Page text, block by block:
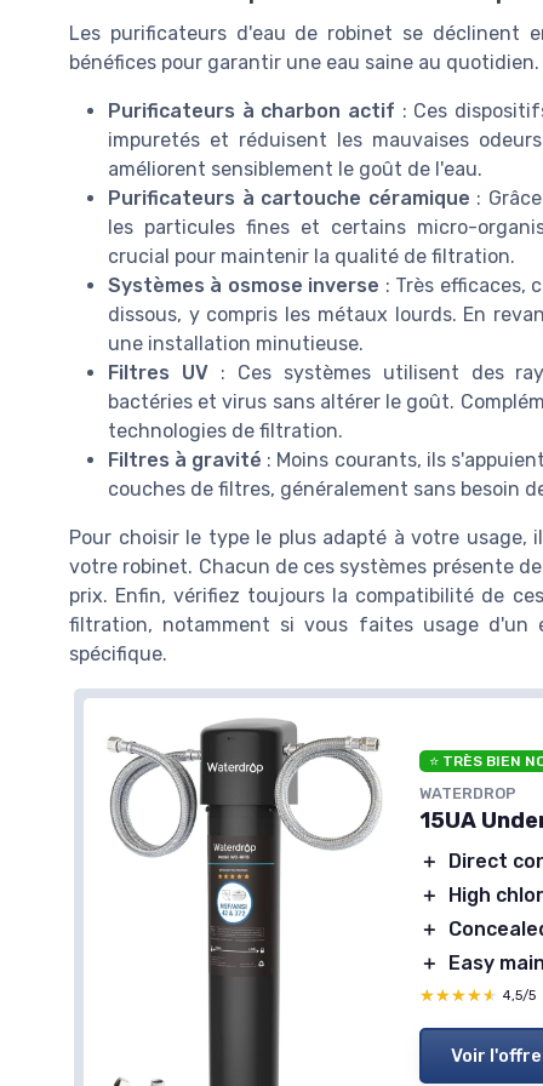
Les purificateurs d'eau de robinet se déclinent
bénéfices pour garantir une eau saine au
Purificateurs à charbon actif : Ces
impuretés et réduisent les mauvaises
améliorent sensiblement le goût de l'eau.
Purificateurs à cartouche céramique :
les particules fines et certains micro-
crucial pour maintenir la qualité de filtration.
Systèmes à osmose inverse : Très efficaces,
dissous, y compris les métaux lourds. En
une installation minutieuse.
Filtres UV: Ces systèmes utilisent des
bactéries et virus sans altérer le goût.
technologies de filtration.
Filtres à gravité : Moins courants, ils
couches de filtres, généralement sans besoin
Pour choisir le type le plus adapté à votre
votre robinet. Chacun de ces systèmes présente
prix. Enfin, vérifiez toujours la compatibilité de
filtration, notamment si vous faites usage d'un
spécifique.
⭐ TRÈS BIEN
WATERDROP
15UA
＋ Direct
＋
High
＋
＋
Easy
★★★★★
★★★★★ 4,5/5
Voir l'offre